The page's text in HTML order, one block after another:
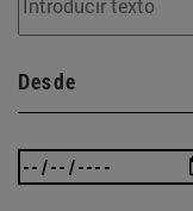
Desde